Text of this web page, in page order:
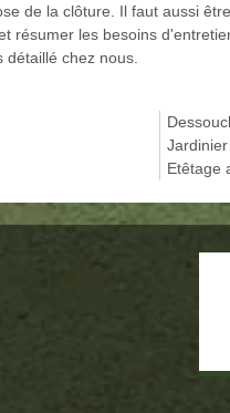
de la clôture. Il faut aussi
résumer les besoins
détaillé chez nous.
Etêtage